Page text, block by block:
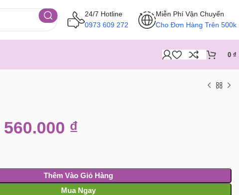
24/7 Hotline
0973 609 272
Miễn Phí Vận Chuyển
Cho Đơn Hàng Trên 500k
0 ₫
560.000 ₫
Thêm Vào Giỏ Hàng
Mua Ngay